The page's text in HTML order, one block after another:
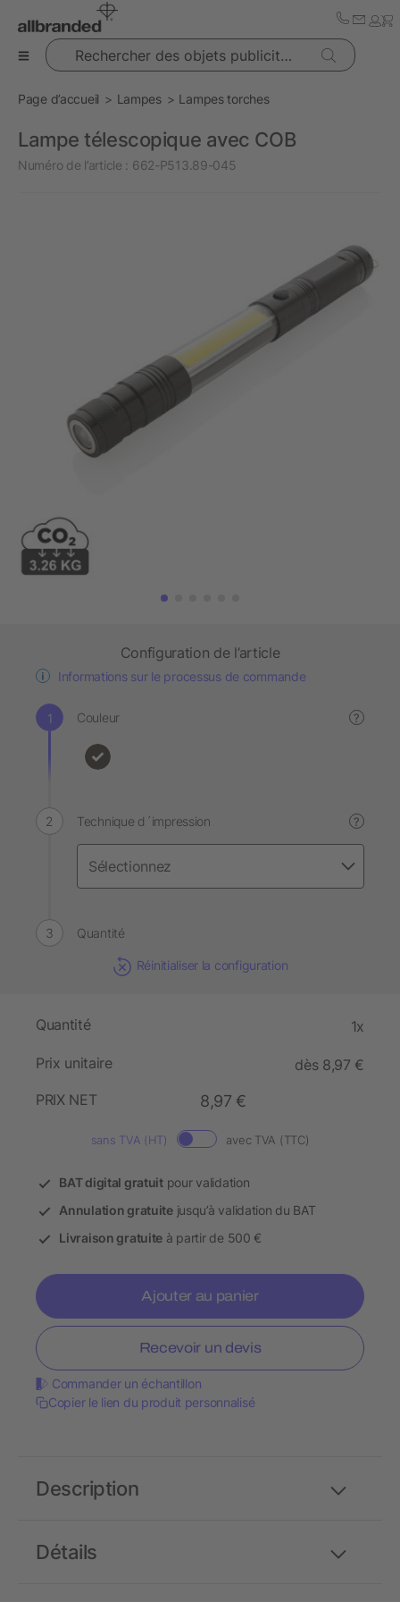
Rechercher des objets publicitaires
Page d’accueil Lampes Lampes torches
Lampe télescopique avec COB
Numéro de l’article : 662-P513.89-045
Configuration de l’article
Informations sur le processus de commande
Couleur ?
Technique d´impression ?
Quantité
Réinitialiser la configuration
Quantité 1x
Prix unitaire
dès 8,97 €
PRIX NET
8,97 €
sans TVA (HT) avec TVA (TTC)
BAT digital gratuitpour validation
Annulation gratuitejusqu’à validation du BAT
Livraison gratuite à partir de 500 €
Ajouter au panier
Recevoir un devis
Commander un échantillon
Copier le lien du produit personnalisé
Détails
Description